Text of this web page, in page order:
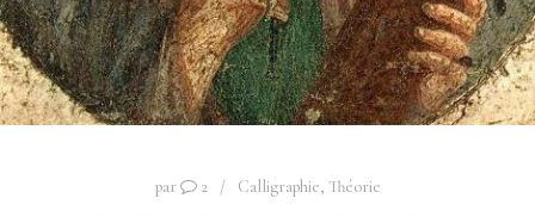
par 2 Calligraphie, Théorie